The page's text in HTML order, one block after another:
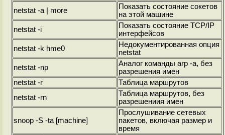
netstat -a | more
Показать состояние сокетов
на этой машине
netstat -i
Показать состояние TCP/IP
интерфейсов
netstat -k hme0
Недокументированная опция
netstat
netstat -np
Аналог команды arp -a, без
разрешения имен
netstat -r
Таблица маршрутов
netstat -rn
Таблица маршрутов, без
разрешениия имен
snoop -S -ta [machine]
Прослушивание сетевых
пакетов, включая размер и
время